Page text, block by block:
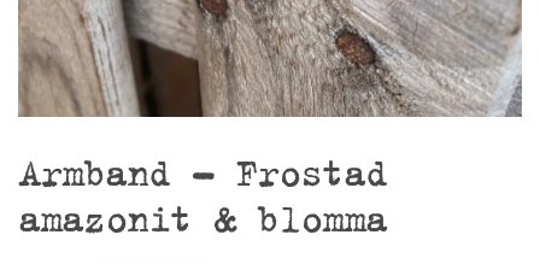
Armband – Frostad
amazonit & blomma